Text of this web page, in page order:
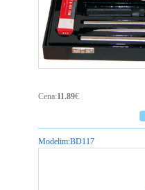
Cena:11.89€
Modelim:BD117